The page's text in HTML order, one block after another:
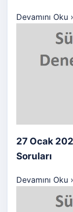
Devamını Oku ›
27 Ocak
Soruları
Devamını Oku ›